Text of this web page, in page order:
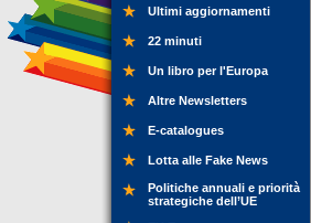
Ultimi aggiornamenti
22 minuti
Un libro per l'Europa
Altre Newsletters
E-catalogues
Lotta alle Fake News
Politiche annuali e priorità
strategiche dell’UE